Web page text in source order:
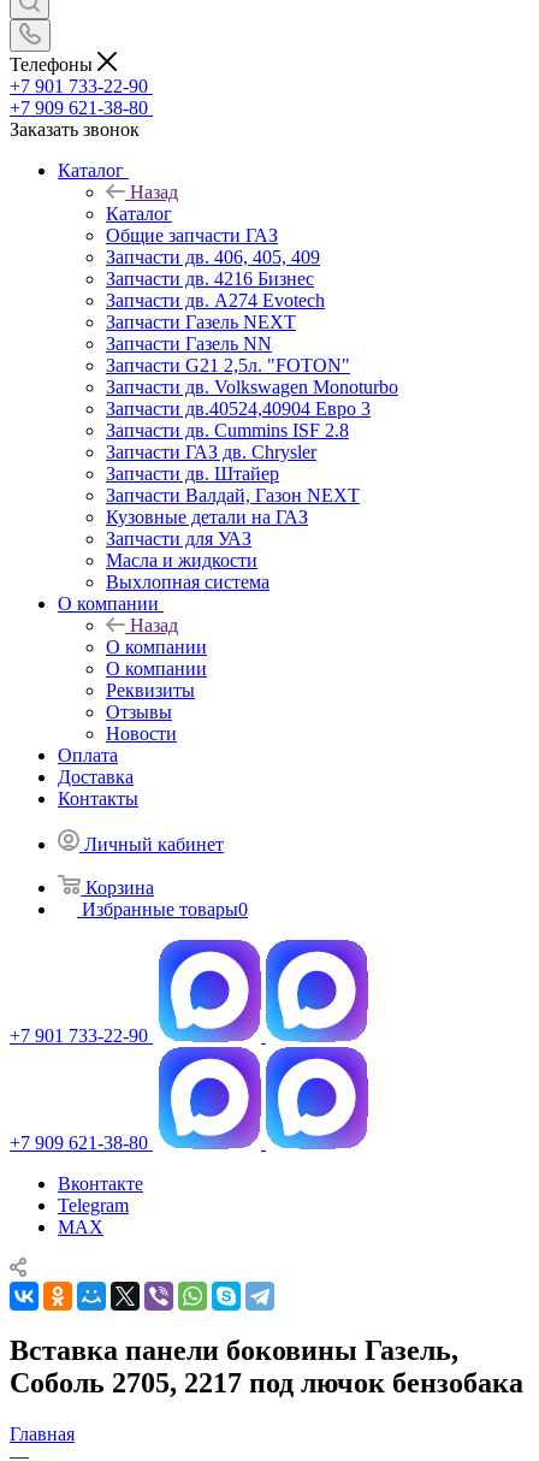
Телефоны
+7 901 733-22-90
+7 909 621-38-80
Заказать звонок
Каталог
Назад
Каталог
Общие запчасти ГАЗ
Запчасти дв. 406, 405, 409
Запчасти дв. 4216 Бизнес
Запчасти дв. A274 Evotech
Запчасти Газель NEXT
Запчасти Газель NN
Запчасти G21 2,5л. "FOTON"
Запчасти дв. Volkswagen Monoturbo
Запчасти дв.40524,40904 Евро 3
Запчасти дв. Cummins ISF 2.8
Запчасти ГАЗ дв. Chrysler
Запчасти дв. Штайер
Запчасти Валдай, Газон NEXT
Кузовные детали на ГАЗ
Запчасти для УАЗ
Масла и жидкости
Выхлопная система
О компании
Назад
О компании
О компании
Реквизиты
Отзывы
Новости
Оплата
Доставка
Контакты
Личный кабинет
Корзина
Избранные товары0
+7 901 733-22-90
+7 909 621-38-80
Вконтакте
Telegram
MAX
Вставка панели боковины Газель,
Соболь 2705, 2217 под лючок бензобака
Главная
—